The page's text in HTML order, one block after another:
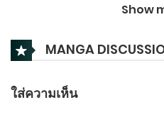
กรกฎาคม 31, 2026
ตอนที่ 1071-1072
Show
MANGA
ใส่ความเห็น